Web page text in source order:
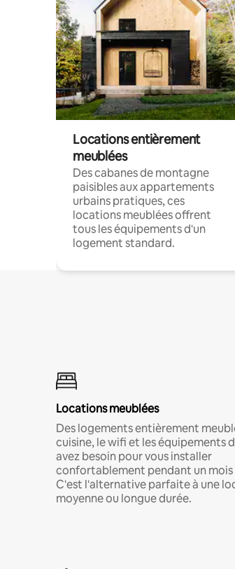
Locations entièrement
meublées
Des cabanes de montagne
paisibles aux appartements
urbains pratiques, ces
locations meublées offrent
tous les équipements d'un
logement standard.
Locations meublées
Des logements entièrement
cuisine, le wifi et les équipements
avez besoin pour vous installer
confortablement pendant un mois
C'est l'alternative parfaite à une
moyenne ou longue durée.